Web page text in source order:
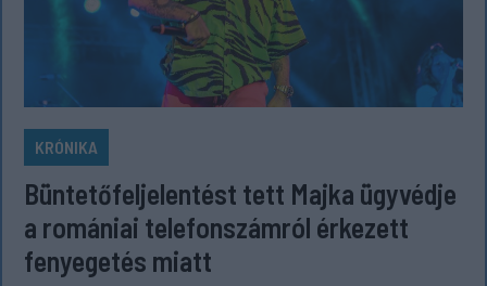
KRÓNIKA
Büntetőfeljelentést tett Majka ügyvédje
a romániai telefonszámról érkezett
fenyegetés miatt